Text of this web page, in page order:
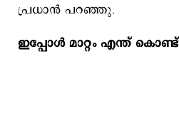
പ്രധാൻ പറഞ്ഞു.
ഇപ്പോൾ മാറ്റം എന്ത്